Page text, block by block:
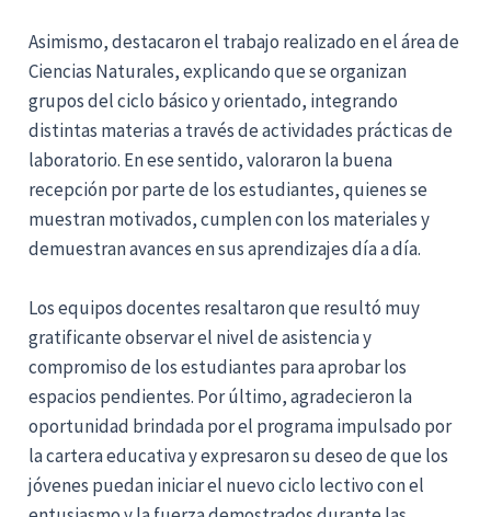
Asimismo, destacaron el trabajo realizado en el área de
Ciencias Naturales, explicando que se organizan
grupos del ciclo básico y orientado, integrando
distintas materias a través de actividades prácticas de
laboratorio. En ese sentido, valoraron la buena
recepción por parte de los estudiantes, quienes se
muestran motivados, cumplen con los materiales y
demuestran avances en sus aprendizajes día a día.
Los equipos docentes resaltaron que resultó muy
gratificante observar el nivel de asistencia y
compromiso de los estudiantes para aprobar los
espacios pendientes. Por último, agradecieron la
oportunidad brindada por el programa impulsado por
la cartera educativa y expresaron su deseo de que los
jóvenes puedan iniciar el nuevo ciclo lectivo con el